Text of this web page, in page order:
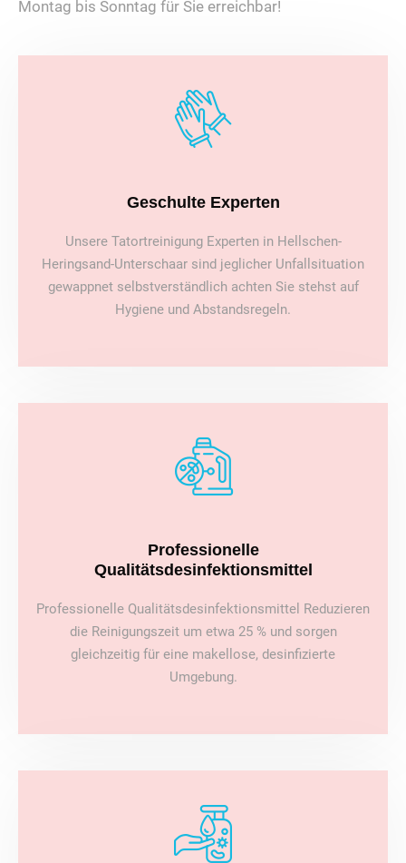
Montag bis Sonntag für Sie erreichbar!
Geschulte Experten
Unsere Tatortreinigung Experten in Hellschen-
Heringsand-Unterschaar sind jeglicher Unfallsituation
gewappnet selbstverständlich achten Sie stehst auf
Hygiene und Abstandsregeln.
Professionelle
Qualitätsdesinfektionsmittel
Professionelle Qualitätsdesinfektionsmittel Reduzieren
die Reinigungszeit um etwa 25 % und sorgen
gleichzeitig für eine makellose, desinfizierte
Umgebung.